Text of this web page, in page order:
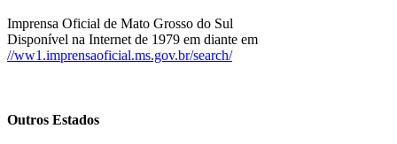
Imprensa Oficial de Mato Grosso do Sul
Disponível na Internet de 1979 em diante em
//ww1.imprensaoficial.ms.gov.br/search/
Outros Estados